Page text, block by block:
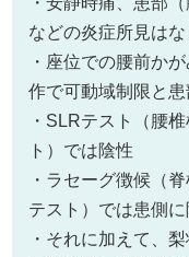
などの炎症所見はな
・座位での腰前か
作で可動域制限と
・SLRテスト（腰
ト）では陰性
・ラセーグ徴候（
テスト）では患側に
・それに加えて、